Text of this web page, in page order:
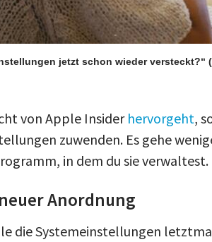
jetzt schon wieder versteckt?“
von Apple Insider hervorgeht,
zuwenden. Es gehe
in dem du sie verwaltest.
Anordnung
die Systemeinstellungen